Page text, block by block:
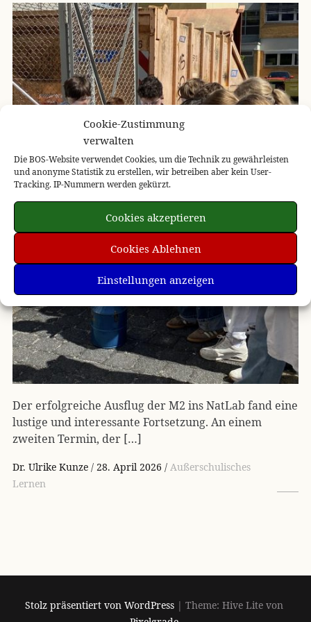
Cookie-Zustimmung
verwalten
Die BOS-Website verwendet Cookies, um die Technik zu gewährleisten
und anonyme Statistik zu erstellen, wir betreiben aber kein User-
Tracking. IP-Nummern werden gekürzt.
Cookies akzeptieren
Cookies Ablehnen
Einstellungen anzeigen
Der erfolgreiche Ausflug der M2 ins NatLab fand eine
lustige und interessante Fortsetzung. An einem
zweiten Termin, der […]
Dr. Ulrike Kunze 28. April 2026
Außerschulisches
Lernen
Stolz präsentiert von WordPress | Theme: Hive Lite von